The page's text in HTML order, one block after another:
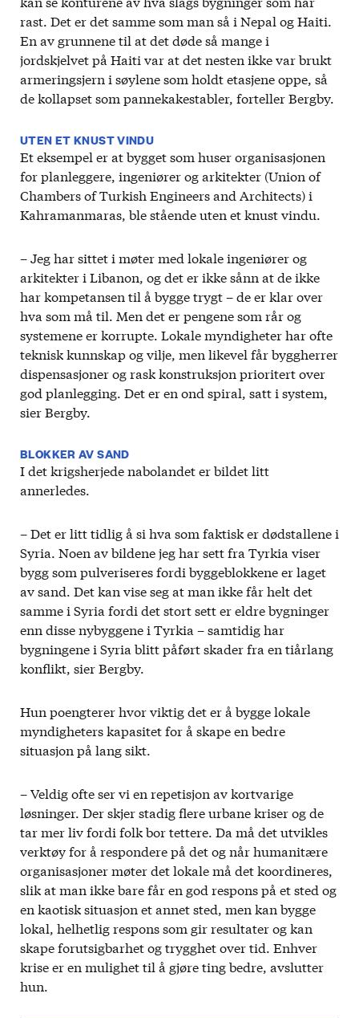
rast. Det er det samme som man så i Nepal og Haiti.
En av grunnene til at det døde så mange i
jordskjelvet på Haiti var at det nesten ikke var brukt
armeringsjern i søylene som holdt etasjene oppe, så
de kollapset som pannekakestabler, forteller Bergby.
UTEN ET KNUST VINDU
Et eksempel er at bygget som huser organisasjonen
for planleggere, ingeniører og arkitekter (Union of
Chambers of Turkish Engineers and Architects) i
Kahramanmaras, ble stående uten et knust vindu.
– Jeg har sittet i møter med lokale ingeniører og
arkitekter i Libanon, og det er ikke sånn at de ikke
har kompetansen til å bygge trygt – de er klar over
hva som må til. Men det er pengene som rår og
systemene er korrupte. Lokale myndigheter har ofte
teknisk kunnskap og vilje, men likevel får byggherrer
dispensasjoner og rask konstruksjon prioritert over
god planlegging. Det er en ond spiral, satt i system,
sier Bergby.
BLOKKER AV SAND
I det krigsherjede nabolandet er bildet litt
annerledes.
– Det er litt tidlig å si hva som faktisk er dødstallene i
Syria. Noen av bildene jeg har sett fra Tyrkia viser
bygg som pulveriseres fordi byggeblokkene er laget
av sand. Det kan vise seg at man ikke får helt det
samme i Syria fordi det stort sett er eldre bygninger
enn disse nybyggene i Tyrkia – samtidig har
bygningene i Syria blitt påført skader fra en tiårlang
konflikt, sier Bergby.
Hun poengterer hvor viktig det er å bygge lokale
myndigheters kapasitet for å skape en bedre
situasjon på lang sikt.
– Veldig ofte ser vi en repetisjon av kortvarige
løsninger. Der skjer stadig flere urbane kriser og de
tar mer liv fordi folk bor tettere. Da må det utvikles
verktøy for å respondere på det og når humanitære
organisasjoner møter det lokale må det koordineres,
slik at man ikke bare får en god respons på et sted og
en kaotisk situasjon et annet sted, men kan bygge
lokal, helhetlig respons som gir resultater og kan
skape forutsigbarhet og trygghet over tid. Enhver
krise er en mulighet til å gjøre ting bedre, avslutter
hun.